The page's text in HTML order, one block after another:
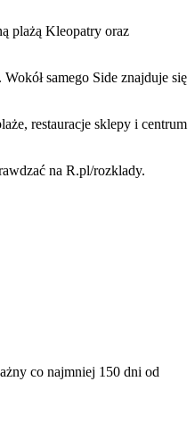
plażą Kleopatry oraz
samego Side znajduje się
restauracje sklepy i centrum
na R.pl/rozklady.
co najmniej 150 dni od